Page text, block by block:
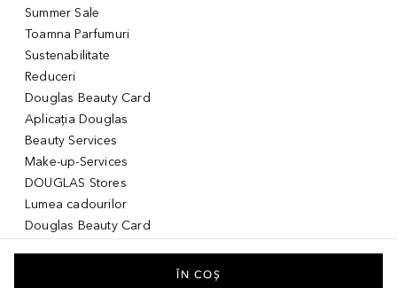
Summer Sale
Toamna Parfumuri
Sustenabilitate
Reduceri
Douglas Beauty Card
Aplicația Douglas
Beauty Services
Make-up-Services
DOUGLAS Stores
Lumea cadourilor
Douglas Beauty Card
ÎN COȘ